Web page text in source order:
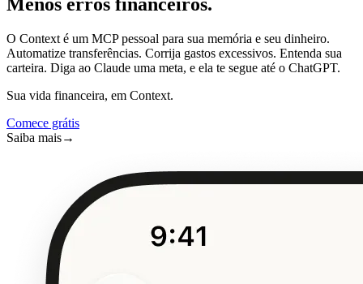
O Context é um MCP pessoal para sua memória e seu dinheiro.
Automatize transferências. Corrija gastos excessivos. Entenda sua
carteira. Diga ao Claude uma meta, e ela te segue até o ChatGPT.
Sua vida financeira, em Context.
Comece grátis
Saiba mais→